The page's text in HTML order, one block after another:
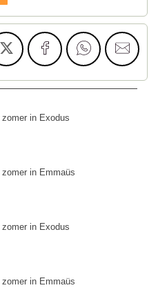
zomer in Exodus
zomer in Emmaüs
zomer in Exodus
zomer in Emmaüs